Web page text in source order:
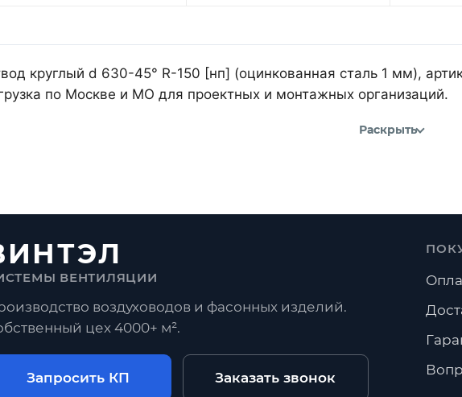
круглый d 630-45° R-150 [нп] (оцинкованная сталь 1 мм),
по Москве и МО для проектных и монтажных организаций.
Раскрыть
ВЕНТИЛЯЦИИ
воздуховодов и фасонных изделий.
цех 4000+ м².
Запросить КП Заказать звонок